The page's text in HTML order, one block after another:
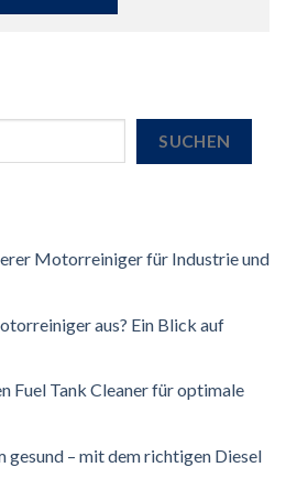
SUCHEN
Motorreiniger für Industrie und
aus? Ein Blick auf
Fuel Tank Cleaner für optimale
gesund – mit dem richtigen Diesel